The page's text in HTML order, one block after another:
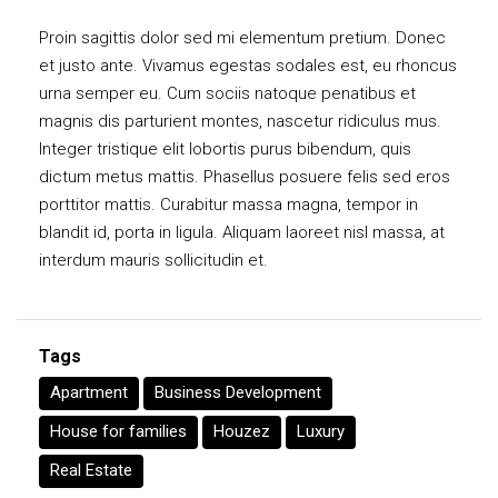
Proin sagittis dolor sed mi elementum pretium. Donec
et justo ante. Vivamus egestas sodales est, eu rhoncus
urna semper eu. Cum sociis natoque penatibus et
magnis dis parturient montes, nascetur ridiculus mus.
Integer tristique elit lobortis purus bibendum, quis
dictum metus mattis. Phasellus posuere felis sed eros
porttitor mattis. Curabitur massa magna, tempor in
blandit id, porta in ligula. Aliquam laoreet nisl massa, at
interdum mauris sollicitudin et.
Tags
Apartment
Business Development
House for families
Houzez
Luxury
Real Estate